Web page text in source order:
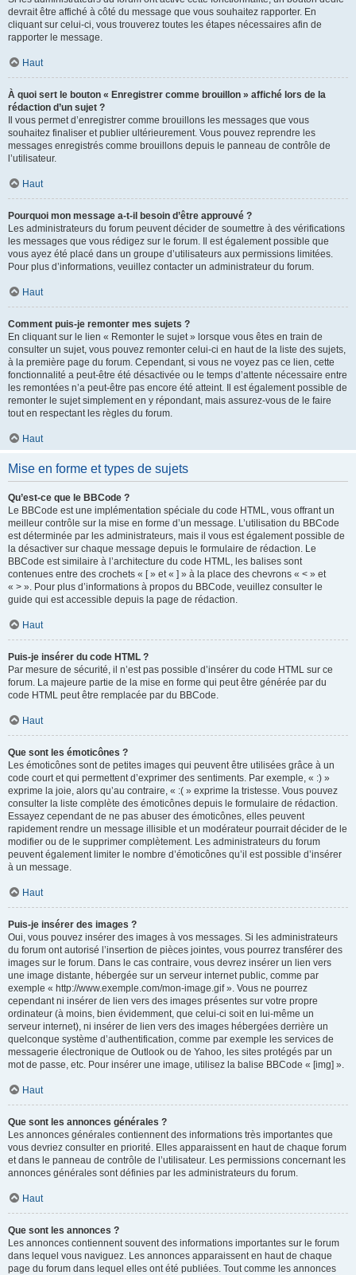
devrait être affiché à côté du message que vous souhaitez rapporter. En
cliquant sur celui-ci, vous trouverez toutes les étapes nécessaires afin de
rapporter le message.
Haut
À quoi sert le bouton « Enregistrer comme brouillon » affiché lors de la
rédaction d’un sujet ?
Il vous permet d’enregistrer comme brouillons les messages que vous
souhaitez finaliser et publier ultérieurement. Vous pouvez reprendre les
messages enregistrés comme brouillons depuis le panneau de contrôle de
l’utilisateur.
Haut
Pourquoi mon message a-t-il besoin d’être approuvé ?
Les administrateurs du forum peuvent décider de soumettre à des vérifications
les messages que vous rédigez sur le forum. Il est également possible que
vous ayez été placé dans un groupe d’utilisateurs aux permissions limitées.
Pour plus d’informations, veuillez contacter un administrateur du forum.
Haut
Comment puis-je remonter mes sujets ?
En cliquant sur le lien « Remonter le sujet » lorsque vous êtes en train de
consulter un sujet, vous pouvez remonter celui-ci en haut de la liste des sujets,
à la première page du forum. Cependant, si vous ne voyez pas ce lien, cette
fonctionnalité a peut-être été désactivée ou le temps d’attente nécessaire entre
les remontées n’a peut-être pas encore été atteint. Il est également possible de
remonter le sujet simplement en y répondant, mais assurez-vous de le faire
tout en respectant les règles du forum.
Haut
Mise en forme et types de sujets
Qu’est-ce que le BBCode ?
Le BBCode est une implémentation spéciale du code HTML, vous offrant un
meilleur contrôle sur la mise en forme d’un message. L’utilisation du BBCode
est déterminée par les administrateurs, mais il vous est également possible de
la désactiver sur chaque message depuis le formulaire de rédaction. Le
BBCode est similaire à l’architecture du code HTML, les balises sont
contenues entre des crochets « [ » et « ] » à la place des chevrons « < » et
« > ». Pour plus d’informations à propos du BBCode, veuillez consulter le
guide qui est accessible depuis la page de rédaction.
Haut
Puis-je insérer du code HTML ?
Par mesure de sécurité, il n’est pas possible d’insérer du code HTML sur ce
forum. La majeure partie de la mise en forme qui peut être générée par du
code HTML peut être remplacée par du BBCode.
Haut
Que sont les émoticônes ?
Les émoticônes sont de petites images qui peuvent être utilisées grâce à un
code court et qui permettent d’exprimer des sentiments. Par exemple, « :) »
exprime la joie, alors qu’au contraire, « :( » exprime la tristesse. Vous pouvez
consulter la liste complète des émoticônes depuis le formulaire de rédaction.
Essayez cependant de ne pas abuser des émoticônes, elles peuvent
rapidement rendre un message illisible et un modérateur pourrait décider de le
modifier ou de le supprimer complètement. Les administrateurs du forum
peuvent également limiter le nombre d’émoticônes qu’il est possible d’insérer
à un message.
Haut
Puis-je insérer des images ?
Oui, vous pouvez insérer des images à vos messages. Si les administrateurs
du forum ont autorisé l’insertion de pièces jointes, vous pourrez transférer des
images sur le forum. Dans le cas contraire, vous devrez insérer un lien vers
une image distante, hébergée sur un serveur internet public, comme par
exemple « http://www.exemple.com/mon-image.gif ». Vous ne pourrez
cependant ni insérer de lien vers des images présentes sur votre propre
ordinateur (à moins, bien évidemment, que celui-ci soit en lui-même un
serveur internet), ni insérer de lien vers des images hébergées derrière un
quelconque système d’authentification, comme par exemple les services de
messagerie électronique de Outlook ou de Yahoo, les sites protégés par un
mot de passe, etc. Pour insérer une image, utilisez la balise BBCode « [img] ».
Haut
Que sont les annonces générales ?
Les annonces générales contiennent des informations très importantes que
vous devriez consulter en priorité. Elles apparaissent en haut de chaque forum
et dans le panneau de contrôle de l’utilisateur. Les permissions concernant les
annonces générales sont définies par les administrateurs du forum.
Haut
Que sont les annonces ?
Les annonces contiennent souvent des informations importantes sur le forum
dans lequel vous naviguez. Les annonces apparaissent en haut de chaque
page du forum dans lequel elles ont été publiées. Tout comme les annonces